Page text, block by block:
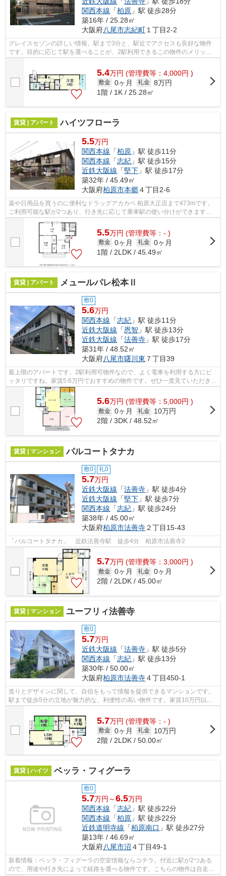
関西本線 「柏原 」駅 徒歩28分
築16年 / 25.28㎡
大阪府八尾市志紀町１丁目2-2
グレイスセゾンの詳しい情報。駅まで3分と、駅近でアクセスも良好な物件
です。目的に応じて駅を選べることが、2駅利用できるこの物件のメリット
5.4万円 (管理費等：4,000円 )
敷金 0ヶ月 礼金 8万円
1階 / 1K / 25.28㎡
賃貸 | アパート ハイツフローラ
5.5万円
関西本線 「柏原 」駅 徒歩11分
関西本線 「志紀 」駅 徒歩15分
近鉄大阪線 「堅下 」駅 徒歩17分
築32年 / 45.49㎡
大阪府柏原市本郷４丁目2-6
薬や日用品を買うのに便利なドラッグアカカベ 柏原大正店まで473mです。
ご利用可能な駅が2つあり、行き先に応じて乗車駅の使い分けができます。
賃料10万円以下をご希望のお客様、ぜひ...
5.5万円 (管理費等：- )
敷金 0ヶ月 礼金 0ヶ月
1階 / 2LDK / 45.49㎡
賃貸 | アパート メュールパレ松本Ⅱ
敷0
5.6万円
関西本線 「志紀 」駅 徒歩11分
近鉄大阪線 「恩智 」駅 徒歩13分
近鉄大阪線 「法善寺 」駅 徒歩17分
築31年 / 48.52㎡
大阪府八尾市曙川東 ７丁目39
最上階のアパートです。2駅利用可物件なので、よく電車を利用する方にピ
ッタリですね。家賃5.6万円でおすすめの物件です。ぜひ一度見ていただきた
い、「メュールパレ松本Ⅱ」です。関西...
5.6万円 (管理費等：5,000円 )
敷金 0ヶ月 礼金
10万円
2階 / 3DK / 48.52㎡
賃貸 | マンション パルコートタナカ
敷0 礼0
5.7万円
近鉄大阪線 「法善寺 」駅 徒歩4分
近鉄大阪線 「堅下 」駅 徒歩7分
関西本線 「志紀 」駅 徒歩24分
築38年 / 45.00㎡
大阪府柏原市法善寺２丁目15-43
「パルコートタナカ」 近鉄法善寺駅 徒歩4分 柏原市法善寺2
5.7万円 (管理費等：3,000円 )
敷金 0ヶ月 礼金 0ヶ月
2階 / 2LDK / 45.00㎡
賃貸 | マンション ユーフリィ法善寺
敷0
5.7万円
近鉄大阪線 「法善寺 」駅 徒歩5分
関西本線 「志紀 」駅 徒歩13分
築30年 / 50.00㎡
大阪府柏原市法善寺４丁目450-1
造りとデザインに関して、自信をもって情報を提供できるマンションです。
駅まで徒歩5分の立地が魅力的な、利便性の高い物件です。家賃10万円以下
5.7万円 (管理費等：- )
敷金 0ヶ月 礼金
10万円
2階 / 2LDK / 50.00㎡
賃貸 | ハイツ ベッラ・フィグーラ
敷0
5.7万円～6.5万円
関西本線 「志紀 」駅 徒歩22分
関西本線 「柏原 」駅 徒歩22分
近鉄道明寺線 「柏原南口 」駅 徒歩27分
築13年 / 46.69㎡
大阪府八尾市沼 ４丁目49-1
新着情報：ベッラ・フィグーラの空室情報ならコチラ。付近に駅が2つある
ので、用途や行き先によって経路を選べる物件です。こちらの物件は自走式